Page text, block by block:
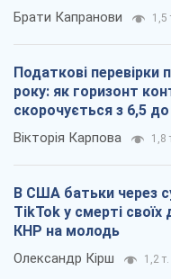
Брати Капранови 1,5
Податкові перевірки
року: як горизонт
скорочується з 6,5 до
Вікторія Карпова 1,8
В США батьки через
TikTok у смерті своїх
КНР на молодь
Олександр Кірш 1,2 т.